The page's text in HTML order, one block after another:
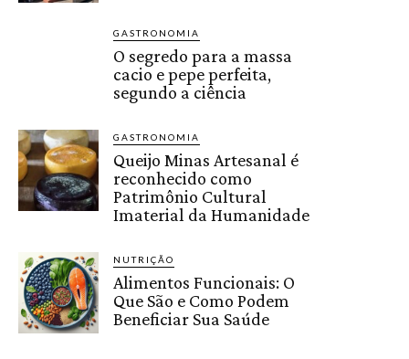
GASTRONOMIA
O segredo para a massa
cacio e pepe perfeita,
segundo a ciência
GASTRONOMIA
Queijo Minas Artesanal é
reconhecido como
Patrimônio Cultural
Imaterial da Humanidade
NUTRIÇÃO
Alimentos Funcionais: O
Que São e Como Podem
Beneficiar Sua Saúde